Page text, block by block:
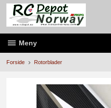
Gå
innholdet
Meny
Forside Rotorblader